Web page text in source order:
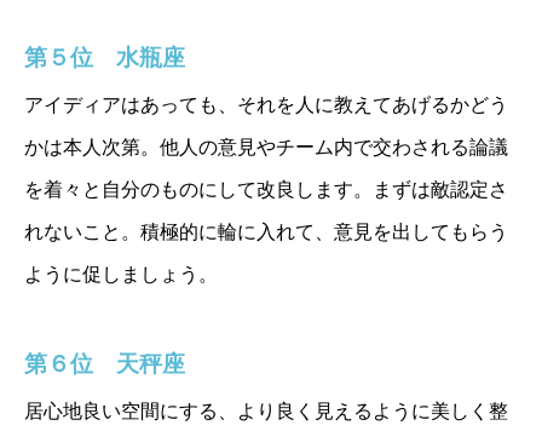
第５位 水瓶座
アイディアはあっても、それを人に教えてあげるかどう
かは本人次第。他人の意見やチーム内で交わされる論議
を着々と自分のものにして改良します。まずは敵認定さ
れないこと。積極的に輪に入れて、意見を出してもらう
ように促しましょう。
第６位 天秤座
居心地良い空間にする、より良く見えるように美しく整